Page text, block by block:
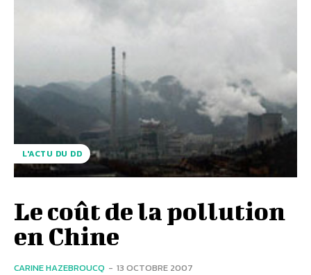
L'ACTU DU DD
Le coût de la pollution
en Chine
CARINE HAZEBROUCQ - 13 OCTOBRE 2007